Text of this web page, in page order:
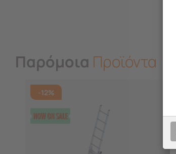
Παρόμοια Προϊόντα
-12%